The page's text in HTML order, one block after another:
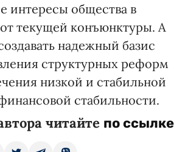
интересы общества в
текущей конъюнктуры. А
надежный базис
структурных реформ
низкой и стабильной
стабильности.
читайте по ссылке